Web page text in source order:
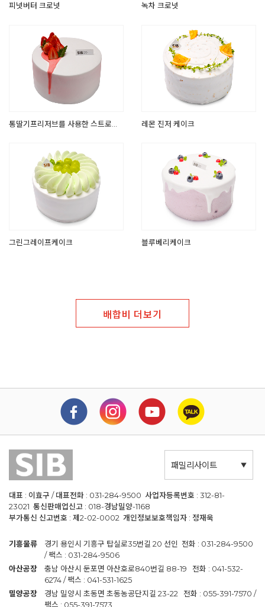
피넛버터 크로넛 녹차 크로넛
통딸기프리저브를 사용한 스트로베
레몬 진저 케이크
그린그레이프케이크 블루베리케이크
배합비 더보기
패밀리사이트
대표 : 이효구 / 대표전화 : 031-284-9500 사업자등록번호 : 312-81-
23021 통신판매업신고 : 018-경남밀양-1168
부가통신 신고번호 : 제2-02-0002 개인정보보호책임자 : 정재욱
기흥물류
경기 용인시 기흥구 탑실로35번길 20 선인 전화 : 031-284-9500
/ 팩스 : 031-284-9506
아산공장
충남 아산시 둔포면 아산호로840번길 88-19 전화 : 041-532-
6274 / 팩스 : 041-531-1625
밀양공장
경남 밀양시 초동면 초동농공단지길 23-22 전화 : 055-391-7570 /
팩스 : 055-391-7573